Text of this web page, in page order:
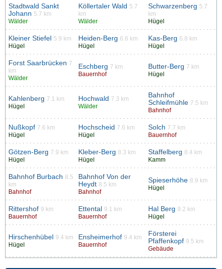
Stadtwald Sankt
Johann 5.7 km
Wälder
Köllertaler Wald 5.7
km
Wälder
Schwarzenberg 5.7
km
Hügel
Kleiner Stiefel
5.9 km
Hügel
Heiden-Berg 6.6 km
Hügel
Kas-Berg 6.8 km
Hügel
Forst Saarbrücken 7
km
Wälder
Eschberg 7 km
Bauernhof
Butter-Berg 7 km
Hügel
Kahlenberg 7.1 km
Hügel
Hochwald 7.3 km
Wälder
Bahnhof
Schleifmühle 7.5 km
Bahnhof
Nußkopf 7.6 km
Hügel
Hochscheid 7.6 km
Hügel
Solch 7.7 km
Bauernhof
Götzen-Berg 7.9 km
Hügel
Kleber-Berg 8.3 km
Hügel
Staffelberg 8.4 km
Kamm
Bahnhof Burbach 8.5
km
Bahnhof
Bahnhof Von der
Heydt 8.5 km
Bahnhof
Spieserhöhe 8.9 km
Hügel
Rittershof 9 km
Bauernhof
Ettental
9.1 km
Bauernhof
Hal Berg 9.2 km
Hügel
Hirschenhübel
9.4 km
Hügel
Ensheimerhof 9.4 km
Bauernhof
Försterei
Pfaffenkopf 9.5 km
Gebäude